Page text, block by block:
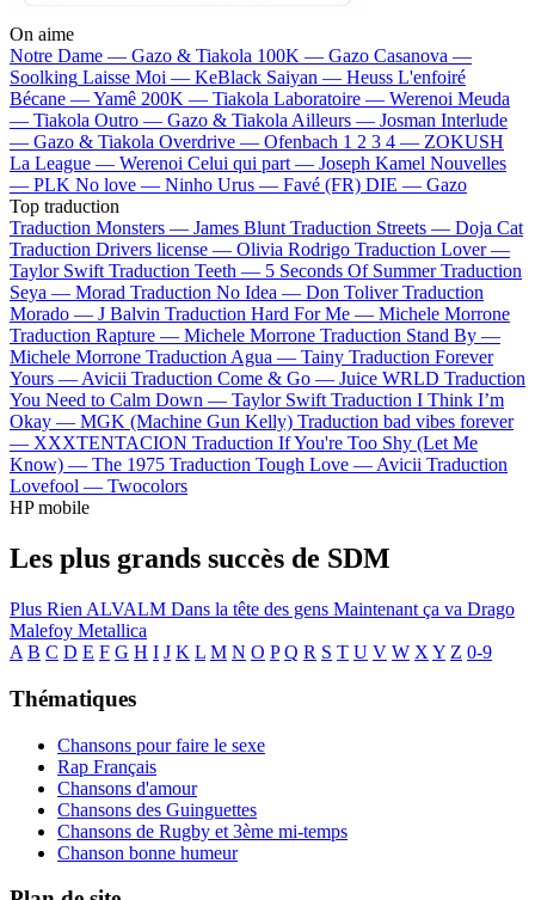
On aime
Notre Dame — Gazo & Tiakola 100K — Gazo Casanova —
Soolking Laisse Moi — KeBlack Saiyan — Heuss L'enfoiré
Bécane —Yamê 200K — Tiakola Laboratoire — Werenoi Meuda
— Tiakola Outro — Gazo & TiakolaAilleurs — Josman Interlude
— Gazo & Tiakola Overdrive — Ofenbach 1 2 3 4 — ZOKUSH
La League — Werenoi Celui qui part — Joseph Kamel Nouvelles
— PLK No love — Ninho Urus — Favé (FR) DIE — Gazo
Top traduction
Traduction Monsters — James Blunt Traduction Streets — Doja Cat
Traduction Drivers license — Olivia Rodrigo Traduction Lover —
Taylor Swift Traduction Teeth — 5 Seconds Of Summer Traduction
Seya — Morad Traduction No Idea — Don Toliver Traduction
Morado — J Balvin Traduction Hard For Me — Michele Morrone
Traduction Rapture — Michele Morrone Traduction Stand By —
Michele Morrone Traduction Agua — Tainy Traduction Forever
Yours —Avicii Traduction Come & Go — Juice WRLD Traduction
You Need to Calm Down — Taylor Swift Traduction I Think I’m
Okay — MGK (Machine Gun Kelly) Traduction bad vibes forever
— XXXTENTACION Traduction If You're Too Shy (Let Me
Know) — The 1975 Traduction Tough Love —Avicii Traduction
Lovefool — Twocolors
HP mobile
Les plus grands succès de SDM
Plus Rien ALVALM Dans la tête des gens Maintenant ça va Drago
Malefoy Metallica
A B C D E F G H I J K L M N O P Q R S T U V W X Y Z 0-9
Thématiques
Chansons pour faire le sexe
Rap Français
Chansons d'amour
Chansons des Guinguettes
Chansons de Rugby et 3ème mi-temps
Chanson bonne humeur